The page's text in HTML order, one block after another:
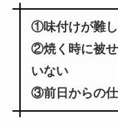
①味付けが難し
②焼く時に被
いない
③前日からの